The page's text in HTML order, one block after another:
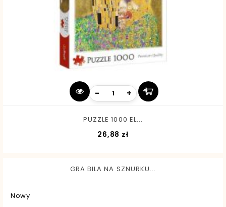
- +
PUZZLE 1000 EL...
26,88 zł
GRA BILA NA SZNURKU...
Nowy